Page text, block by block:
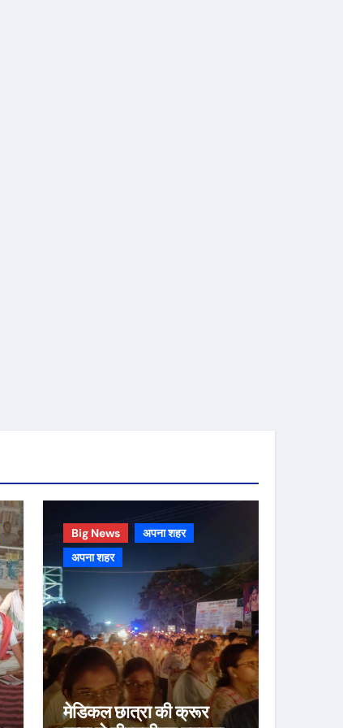
Big News
अपना शहर
अपना शहर
मेडिकल छात्रा की क्रूर